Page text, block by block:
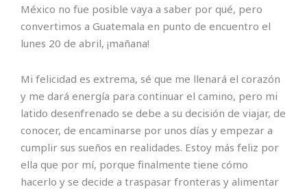
México no fue posible vaya a saber por qué, pero
convertimos a Guatemala en punto de encuentro el
lunes 20 de abril, ¡mañana!
Mi felicidad es extrema, sé que me llenará el corazón
y me dará energía para continuar el camino, pero mi
latido desenfrenado se debe a su decisión de viajar, de
conocer, de encaminarse por unos días y empezar a
cumplir sus sueños en realidades. Estoy más feliz por
ella que por mí, porque finalmente tiene cómo
hacerlo y se decide a traspasar fronteras y alimentar